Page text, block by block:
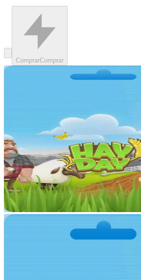
ComprarComprar